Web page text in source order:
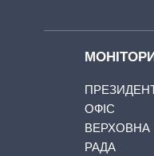
ПРЕЗИДЕНТ
ОФІС
ВЕРХОВНА
РАДА